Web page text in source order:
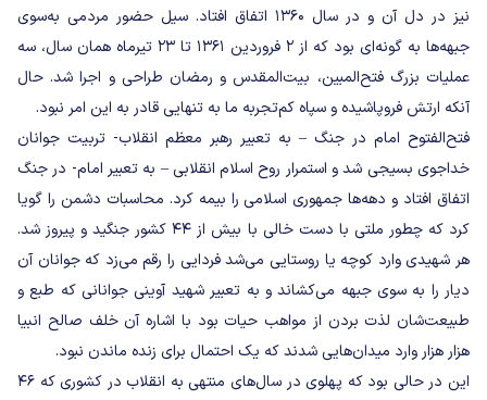
نیز در دل آن و در سال ۱۳۶۰ اتفاق افتاد. سیل حضور مردمی به‌سوی
جبهه‌ها به گونه‌ای بود که از ۲ فروردین ۱۳۶۱ تا ۲۳ تیرماه همان سال، سه
عملیات بزرگ فتح‌المبین، بیت‌المقدس و رمضان طراحی و اجرا شد. حال
آنکه ارتش فروپاشیده و سپاه کم‌تجربه ما به تنهایی قادر به این امر نبود.
فتح‌الفتوح امام در جنگ – به تعبیر رهبر معظم انقلاب- تربیت جوانان
خداجوی بسیجی شد و استمرار روح اسلام انقلابی – به تعبیر امام- در جنگ
اتفاق افتاد و دهه‌ها جمهوری اسلامی را بیمه کرد. محاسبات دشمن را گویا
کرد که چطور ملتی با دست خالی با بیش از ۴۴ کشور جنگید و پیروز شد.
هر شهیدی وارد کوچه یا روستایی می‌شد فردایی را رقم می‌زد که جوانان آن
دیار را به سوی جبهه می‌کشاند و به تعبیر شهید آوینی جوانانی که طبع و
طبیعت‌شان لذت بردن از مواهب حیات بود با اشاره آن خلف صالح انبیا
هزار هزار وارد میدان‌هایی شدند که یک احتمال برای زنده ماندن نبود.
این در حالی بود که پهلوی در سال‌های منتهی به انقلاب در کشوری که ۴۶